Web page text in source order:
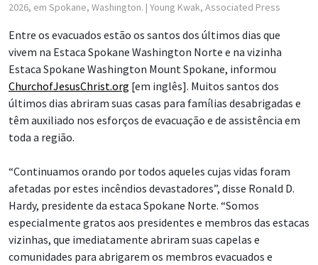
2026, em Spokane, Washington. | Young Kwak, Associated Press
Entre os evacuados estão os santos dos últimos dias que
vivem na Estaca Spokane Washington Norte e na vizinha
Estaca Spokane Washington Mount Spokane, informou
ChurchofJesusChrist.org [em inglês]. Muitos santos dos
últimos dias abriram suas casas para famílias desabrigadas e
têm auxiliado nos esforços de evacuação e de assistência em
toda a região.
“Continuamos orando por todos aqueles cujas vidas foram
afetadas por estes incêndios devastadores”, disse Ronald D.
Hardy, presidente da estaca Spokane Norte. “Somos
especialmente gratos aos presidentes e membros das estacas
vizinhas, que imediatamente abriram suas capelas e
comunidades para abrigarem os membros evacuados e